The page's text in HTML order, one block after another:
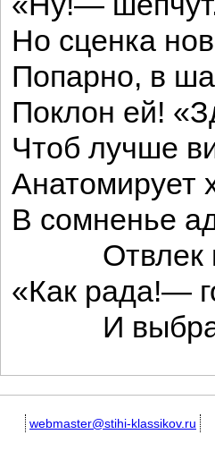
Но сценка
Попарно, в
Поклон ей!
Чтоб лучше
Анатомирует
В сомненье
Отвлек
«Как рада!—
И выбрала
webmaster@stihi-klassikov.ru